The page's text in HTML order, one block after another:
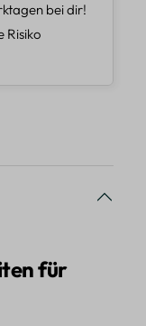
bei dir!
Risiko
für